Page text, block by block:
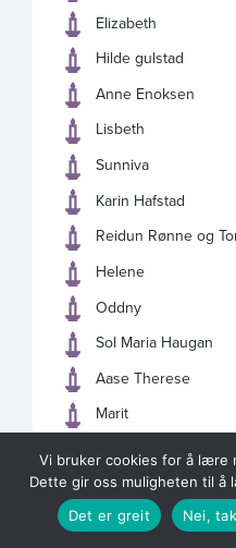
Elizabeth
Hilde gulstad
Anne Enoksen
Lisbeth
Sunniva
Karin Hafstad
Reidun Rønne og
Helene
Oddny
Sol Maria Haugan
Aase Therese
Marit
Siv-Tonje
Marit
Marian Meyer
Vi bruker cookies for å lære
Dette gir oss muligheten til å
Det er greit
Nei,